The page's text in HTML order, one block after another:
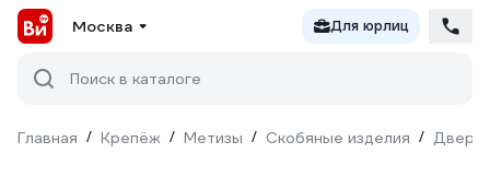
Москва Для юрлиц
Поиск в каталоге
Главная / Крепёж / Метизы / Скобяные изделия /